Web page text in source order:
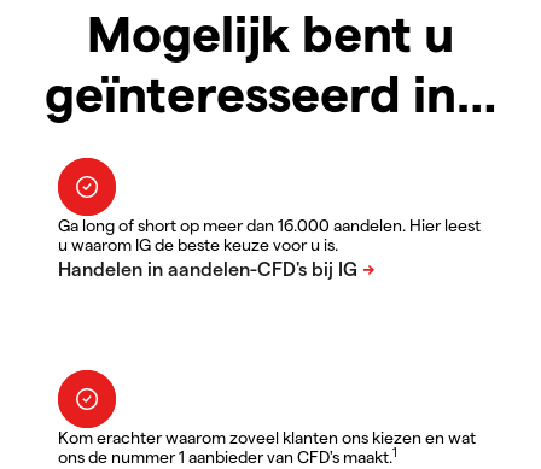
Mogelijk bent u
geïnteresseerd in…
Ga long of short op meer dan 16.000 aandelen. Hier leest
u waarom IG de beste keuze voor u is.
Kom erachter waarom zoveel klanten ons kiezen en wat
ons de nummer 1 aanbieder van CFD's maakt.1